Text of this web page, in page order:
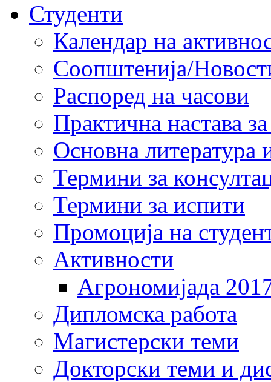
Студенти
Календар на
Соопштенија/
Распоред на часови
Практична настава
Основна литература
Термини за
Термини за испити
Промоција на
Активности
Агрономијада
Дипломска работа
Магистерски теми
Докторски теми и